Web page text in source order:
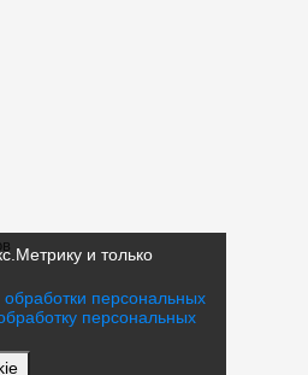
и только
обработки персональных
персональных